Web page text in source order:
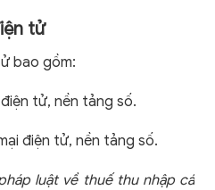
tử
bao gồm:
tử, nền tảng số.
điện tử, nền tảng số.
luật về thuế thu nhập cá